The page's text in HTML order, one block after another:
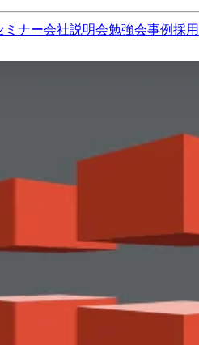
ミナー会社説明会勉強会事例採用